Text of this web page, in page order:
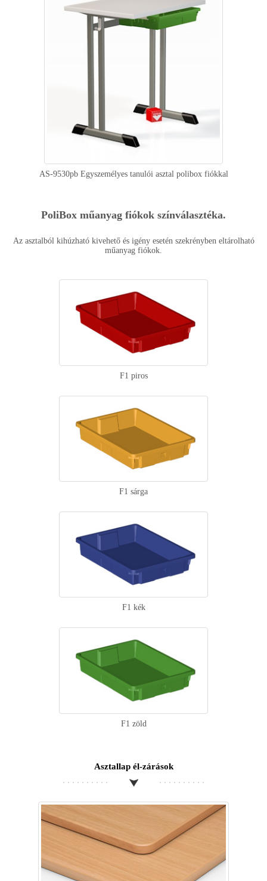
AS-9530pb Egyszemélyes tanulói asztal polibox fiókkal
PoliBox műanyag fiókok színválasztéka.
Az asztalból kihúzható kivehető és igény esetén szekrényben eltárolható
műanyag fiókok.
F1 piros
F1 sárga
F1 kék
F1 zöld
Asztallap él-zárások